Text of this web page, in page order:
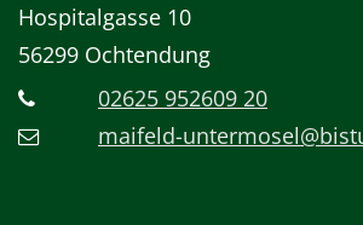
Hospitalgasse 10
56299 Ochtendung
02625 952609 20
maifeld-